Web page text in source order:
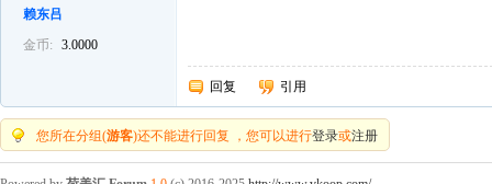
赖东吕
金币:
3.0000
回复 引用
您所在分组(游客)还不能进行回复 ，您可以进行登录或注册